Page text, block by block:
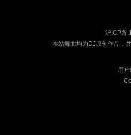
沪ICP备
本站舞曲均为DJ原创作品，
用